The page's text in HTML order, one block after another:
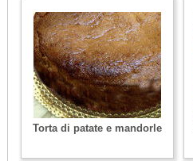
Torta di patate e mandorle